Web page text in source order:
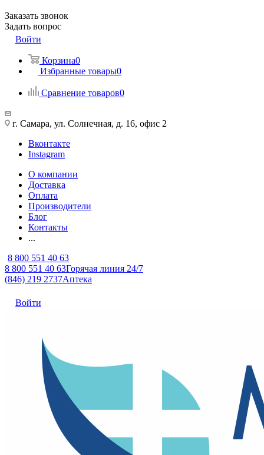
Заказать звонок
Задать вопрос
Войти
Корзина0
Избранные товары0
Сравнение товаров0
г. Самара, ул. Солнечная, д. 16, офис 2
Вконтакте
Instagram
О компании
Доставка
Оплата
Производители
Блог
Контакты
...
8 800 551 40 63
8 800 551 40 63Горячая линия 24/7
(846) 219 2737Аптека
Войти